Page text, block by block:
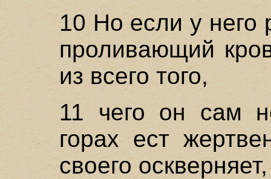
10 Но если у него
проливающий
из всего того,
11 чего он сам
горах ест
своего оскверняет,